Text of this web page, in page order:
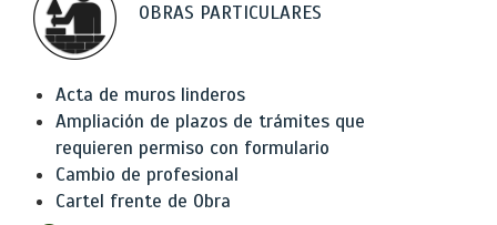
OBRAS PARTICULARES
Acta de muros linderos
Ampliación de plazos de trámites que
requieren permiso con formulario
Cambio de profesional
Cartel frente de Obra